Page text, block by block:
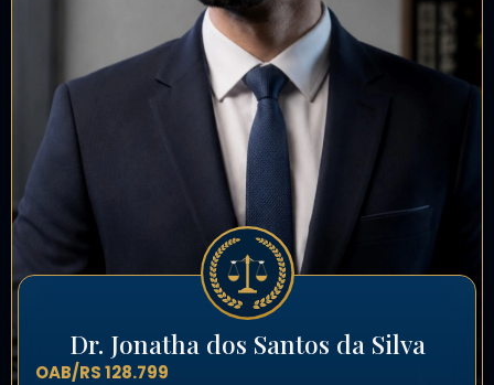
Dr. Jonatha dos Santos da Silva
OAB/RS 128.799